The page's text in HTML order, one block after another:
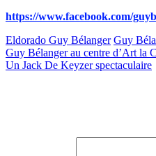
https://www.facebook.com/
Eldorado Guy Bélanger Guy
Post
navigation
Guy Bélanger au centre d’Art la
Un Jack De Keyzer spectaculaire